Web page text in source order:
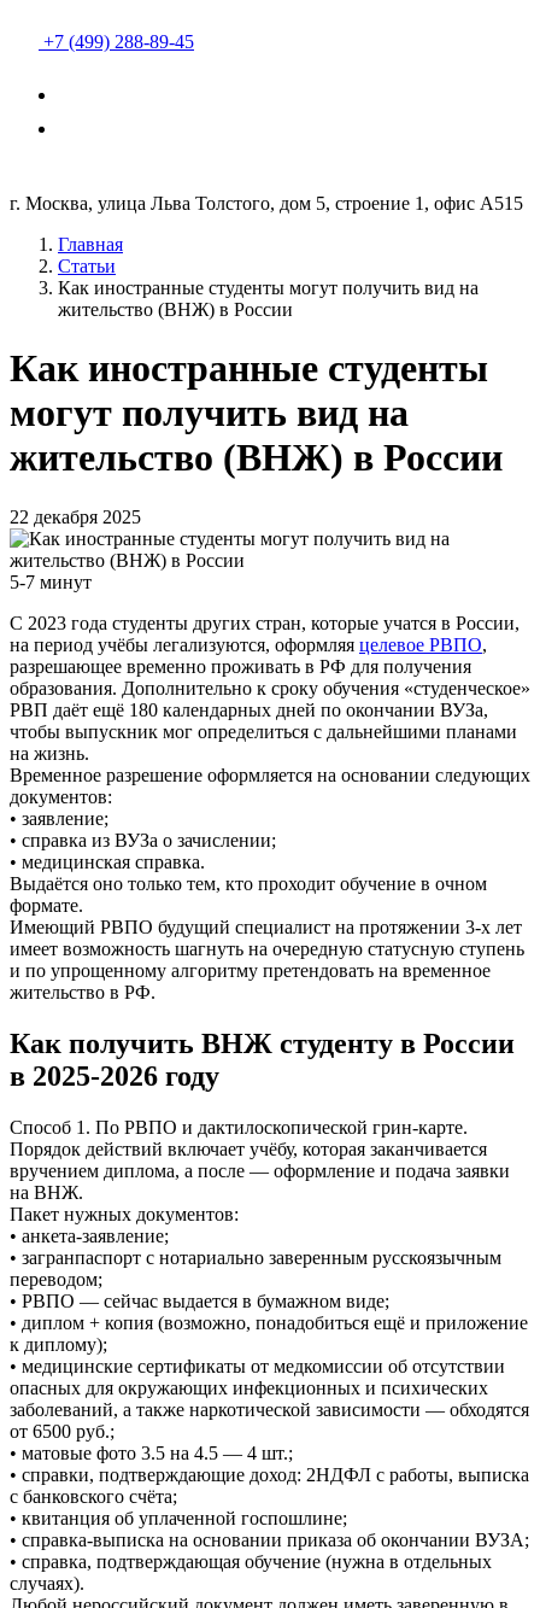
+7 (499) 288-89-45
г. Москва, улица Льва Толстого, дом 5, строение 1, офис А515
Главная
Статьи
Как иностранные студенты могут получить вид на
жительство (ВНЖ) в России
Как иностранные студенты
могут получить вид на
жительство (ВНЖ) в России
22 декабря 2025
5-7 минут
С 2023 года студенты других стран, которые учатся в России,
на период учёбы легализуются, оформляя целевое РВПО,
разрешающее временно проживать в РФ для получения
образования. Дополнительно к сроку обучения «студенческое»
РВП даёт ещё 180 календарных дней по окончании ВУЗа,
чтобы выпускник мог определиться с дальнейшими планами
на жизнь.
Временное разрешение оформляется на основании следующих
документов:
• заявление;
• справка из ВУЗа о зачислении;
• медицинская справка.
Выдаётся оно только тем, кто проходит обучение в очном
формате.
Имеющий РВПО будущий специалист на протяжении 3-х лет
имеет возможность шагнуть на очередную статусную ступень
и по упрощенному алгоритму претендовать на временное
жительство в РФ.
Как получить ВНЖ студенту в России
в 2025-2026 году
Способ 1. По РВПО и дактилоскопической грин-карте.
Порядок действий включает учёбу, которая заканчивается
вручением диплома, а после — оформление и подача заявки
на ВНЖ.
Пакет нужных документов:
• анкета-заявление;
• загранпаспорт с нотариально заверенным русскоязычным
переводом;
• РВПО — сейчас выдается в бумажном виде;
• диплом + копия (возможно, понадобиться ещё и приложение
к диплому);
• медицинские сертификаты от медкомиссии об отсутствии
опасных для окружающих инфекционных и психических
заболеваний, а также наркотической зависимости — обходятся
от 6500 руб.;
• матовые фото 3.5 на 4.5 — 4 шт.;
• справки, подтверждающие доход: 2НДФЛ с работы, выписка
с банковского счёта;
• квитанция об уплаченной госпошлине;
• справка-выписка на основании приказа об окончании ВУЗА;
• справка, подтверждающая обучение (нужна в отдельных
случаях).